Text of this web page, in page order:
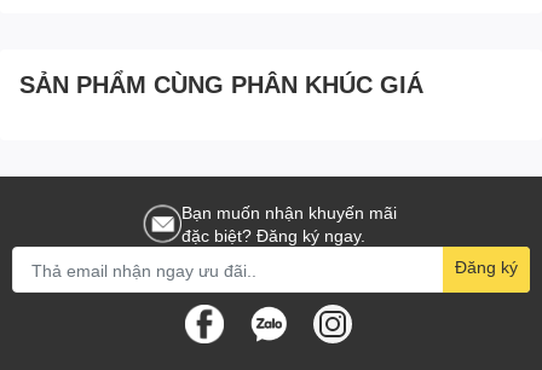
SẢN PHẨM CÙNG PHÂN KHÚC GIÁ
Bạn muốn nhận khuyến mãi
đặc biệt? Đăng ký ngay.
Đăng ký